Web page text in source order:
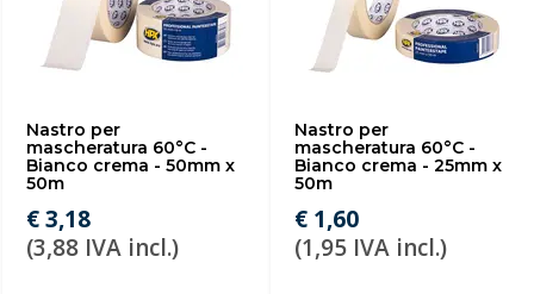
Nastro per
mascheratura 60°C -
Bianco crema - 50mm x
50m
€ 3,18
(3,88 IVA incl.)
Nastro per
mascheratura 60°C -
Bianco crema - 25mm x
50m
€ 1,60
(1,95 IVA incl.)